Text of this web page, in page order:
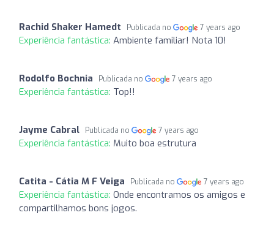
Rachid Shaker Hamedt Publicada no 7 years ago
Experiência fantástica: Ambiente familiar! Nota 10!
Rodolfo Bochnia Publicada no 7 years ago
Experiência fantástica: Top!!
Jayme Cabral Publicada no 7 years ago
Experiência fantástica: Muito boa estrutura
Catita - Cátia M F Veiga Publicada no 7 years ago
Experiência fantástica: Onde encontramos os amigos e
compartilhamos bons jogos.